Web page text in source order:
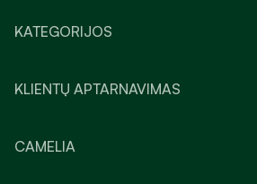
KATEGORIJOS
KLIENTŲ APTARNAVIMAS
CAMELIA